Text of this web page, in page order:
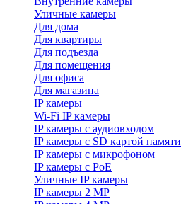
Уличные камеры
Для дома
Для квартиры
Для подъезда
Для помещения
Для офиса
Для магазина
IP камеры
Wi-Fi IP камеры
IP камеры с аудиовходом
IP камеры с SD картой памяти
IP камеры с микрофоном
IP камеры с PoE
Уличные IP камеры
IP камеры 2 MP